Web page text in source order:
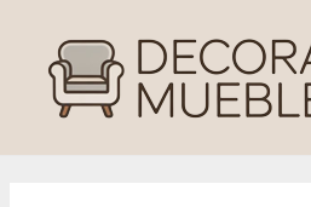
contenido